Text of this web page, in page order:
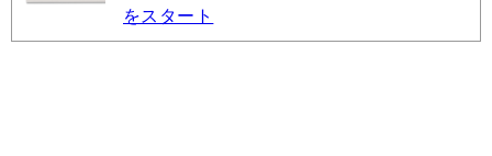
をスタート